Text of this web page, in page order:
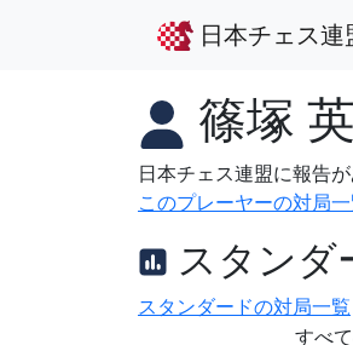
日本チェス
篠塚
日本チェス連盟に報告
このプレーヤーの対局
スタンダ
スタンダードの対局一覧
すべ